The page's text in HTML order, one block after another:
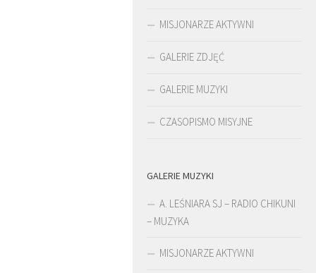
MISJONARZE AKTYWNI
GALERIE ZDJĘĆ
GALERIE MUZYKI
CZASOPISMO MISYJNE
GALERIE MUZYKI
A. LEŚNIARA SJ – RADIO CHIKUNI
– MUZYKA
MISJONARZE AKTYWNI